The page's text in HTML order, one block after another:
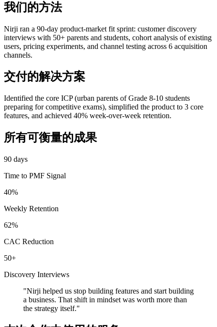
我们的方法
Nirji ran a 90-day product-market fit sprint: customer discovery
interviews with 50+ parents and students, cohort analysis of existing
users, pricing experiments, and channel testing across 6 acquisition
channels.
交付的解决方案
Identified the core ICP (urban parents of Grade 8-10 students
preparing for competitive exams), simplified the product to 3 core
features, and achieved 40% week-over-week retention.
所有可衡量的成果
90 days
Time to PMF Signal
40%
Weekly Retention
62%
CAC Reduction
50+
Discovery Interviews
"Nirji helped us stop building features and start building
a business. That shift in mindset was worth more than
the strategy itself."